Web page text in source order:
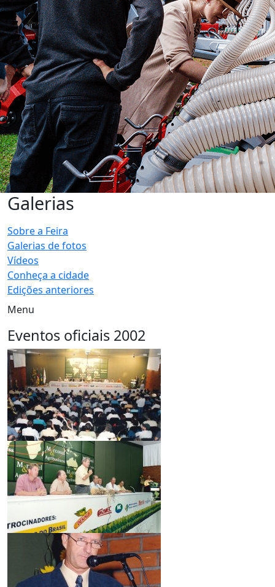
Galerias
Sobre a Feira
Galerias de fotos
Vídeos
Conheça a cidade
Edições anteriores
Menu
Eventos oficiais 2002